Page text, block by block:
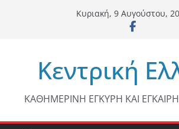
Κυριακή, 9 Αυγούστου,
Κεντρική
ΚΑΘΗΜΕΡΙΝΗ ΕΓΚΥΡΗ ΚΑΙ